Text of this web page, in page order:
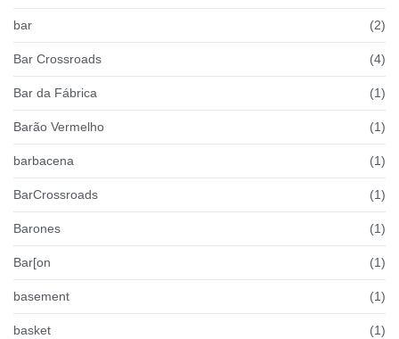
bar (2)
Bar Crossroads (4)
Bar da Fábrica (1)
Barão Vermelho (1)
barbacena (1)
BarCrossroads (1)
Barones (1)
Bar[on (1)
basement (1)
basket (1)